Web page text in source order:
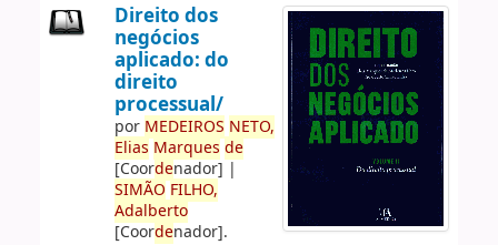
Direito dos
negócios
aplicado: do
direito
processual/
por MEDEIROS NETO,
Elias Marques de
[Coordenador] |
SIMÃO FILHO,
Adalberto
[Coordenador].